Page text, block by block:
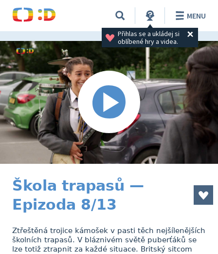
Přihlas se a ukládej si
oblíbené hry a videa.
MENU
Škola trapasů —
Epizoda 8/13
Ztřeštěná trojice kámošek v pasti těch nejšílenějších
školních trapasů. V bláznivém světě puberťáků se
lze totiž ztrapnit za každé situace. Britský sitcom